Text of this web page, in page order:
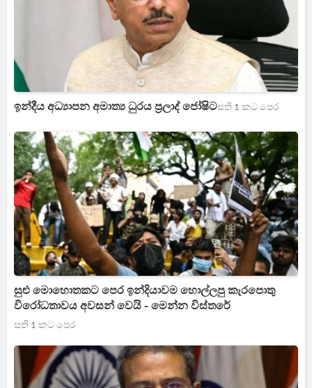
ඉන්දීය අධ්‍යාපන අමාත්‍ය ධුරය ප්‍රලාද් ජෝෂිටසති 1 කට පෙර
සුළු මොහොතකට පෙර ඉන්දියාවම හොල්ලපු කැරපොතු
විරෝධතාවය අවසන් වෙයි - මෙන්න විස්තරේ
සති 1 කට පෙර